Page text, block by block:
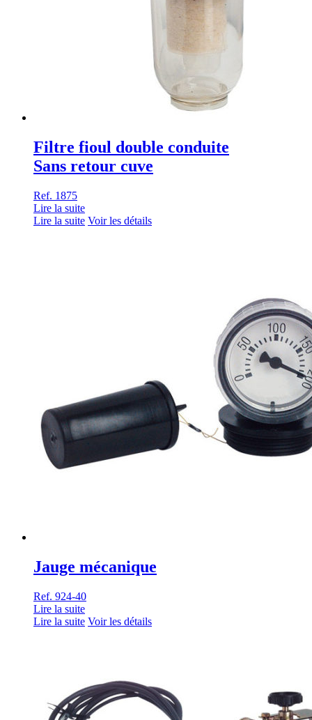
Filtre fioul double conduite
Sans retour cuve
Ref. 1875
Lire la suite
Lire la suite Voir les détails
Jauge mécanique
Ref. 924-40
Lire la suite
Lire la suite Voir les détails